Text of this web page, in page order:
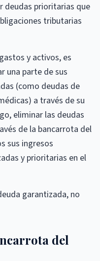
deudas prioritarias que
tributarias
y activos, es
una parte de sus
(como deudas de
a través de su
eliminar las deudas
de la bancarrota del
sus ingresos
y prioritarias en el
garantizada, no
del